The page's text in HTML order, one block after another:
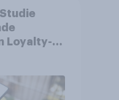
Loyalty-